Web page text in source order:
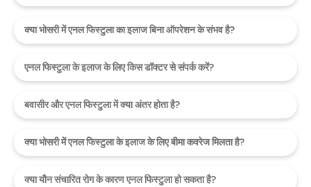
क्या भोसरी में एनल फिस्टुला का इलाज बिना ऑपरेशन के संभव है?
एनल फिस्टुला के इलाज के लिए किस डॉक्टर से संपर्क करें?
बवासीर और एनल फिस्टुला में क्या अंतर होता है?
क्या भोसरी में एनल फिस्टुला के इलाज के लिए बीमा कवरेज मिलता है?
क्या यौन संचारित रोग के कारण एनल फिस्टुला हो सकता है?